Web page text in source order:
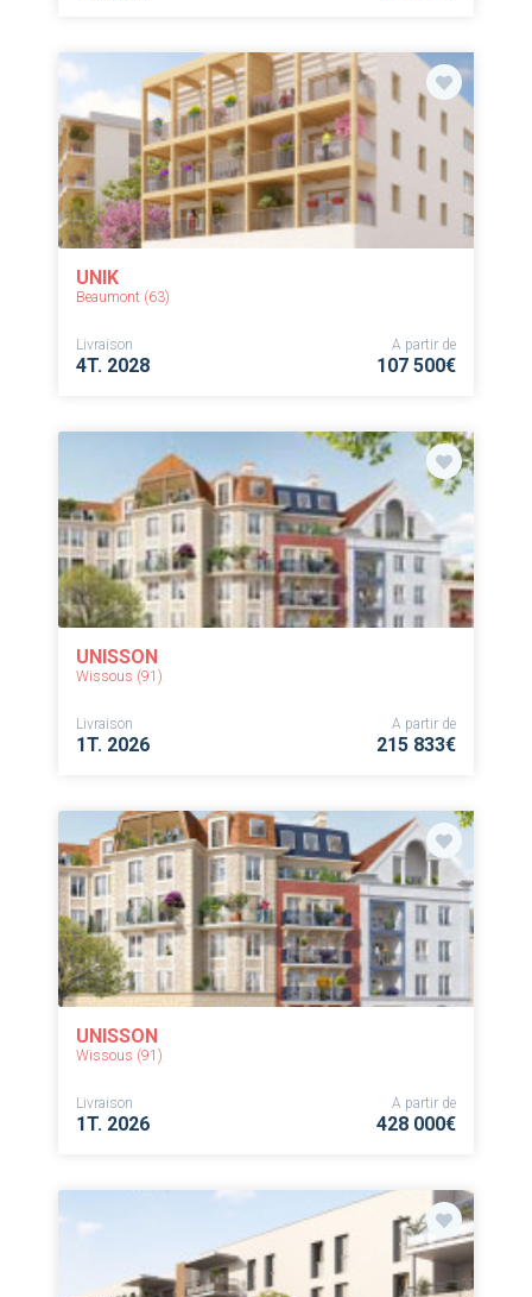
UNIK
Beaumont (63)
Livraison
4T. 2028
A partir de
107 500€
UNISSON
Wissous (91)
Livraison
1T. 2026
A partir de
215 833€
UNISSON
Wissous (91)
Livraison
1T. 2026
A partir de
428 000€